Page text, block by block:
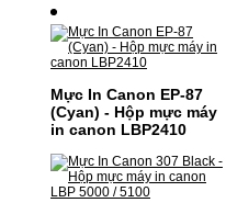
Mực In Canon EP-87
(Cyan) - Hộp mực máy
in canon LBP2410